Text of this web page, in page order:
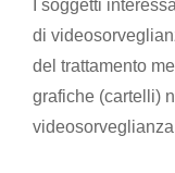
I soggetti
di
del trattamento
grafiche (cartelli)